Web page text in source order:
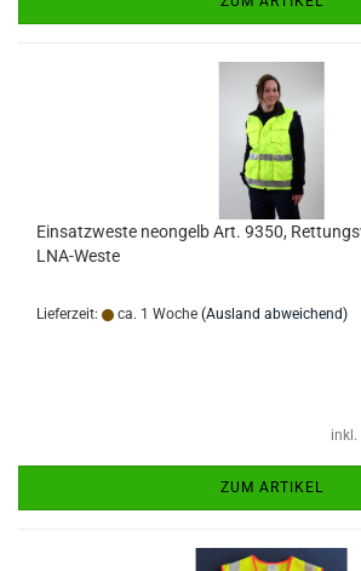
Einsatzweste neongelb Art. 9350,
LNA-Weste
Lieferzeit: ca. 1 Woche (Ausland abweichend)
inkl.
ZUM ARTIKEL